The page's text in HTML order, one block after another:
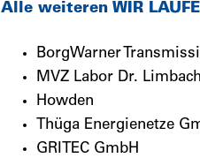
Alle weiteren WIR
BorgWarner
MVZ Labor Dr.
Howden
Thüga Energienetze
GRITEC GmbH